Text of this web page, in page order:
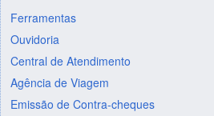
Ferramentas
Ouvidoria
Central de Atendimento
Agência de Viagem
Emissão de Contra-cheques